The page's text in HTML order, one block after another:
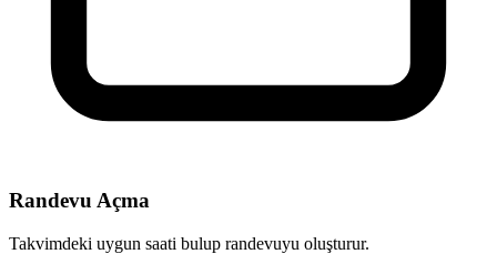
Randevu Açma
Takvimdeki uygun saati bulup randevuyu oluşturur.